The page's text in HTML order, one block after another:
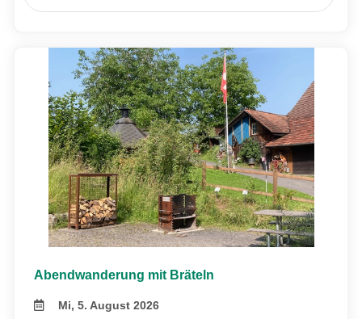
Abendwanderung mit Bräteln
Mi, 5. August 2026